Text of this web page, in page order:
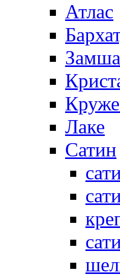
Атлас
Замша
Лаке
Сатин